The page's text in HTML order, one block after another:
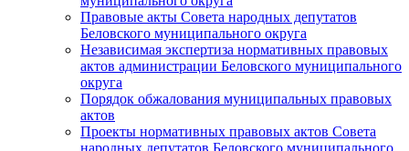
Правовые акты Совета народных депутатов
Беловского муниципального округа
Независимая экспертиза нормативных правовых
актов администрации Беловского муниципального
округа
Порядок обжалования муниципальных правовых
актов
Проекты нормативных правовых актов Совета
народных депутатов Беловского муниципального